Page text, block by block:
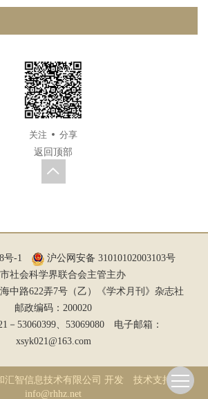
关注
分享
返回顶部
号-1
沪公网安备 31010102003103号
社会科学界联合会主管主办
中路622弄7号（乙）《学术月刊》杂志社
邮政编码：200020
－53060399、53069080 电子邮箱：
xsyk021@163.com
汇智信息技术有限公司 开发 技术支持：
info@rhhz.net